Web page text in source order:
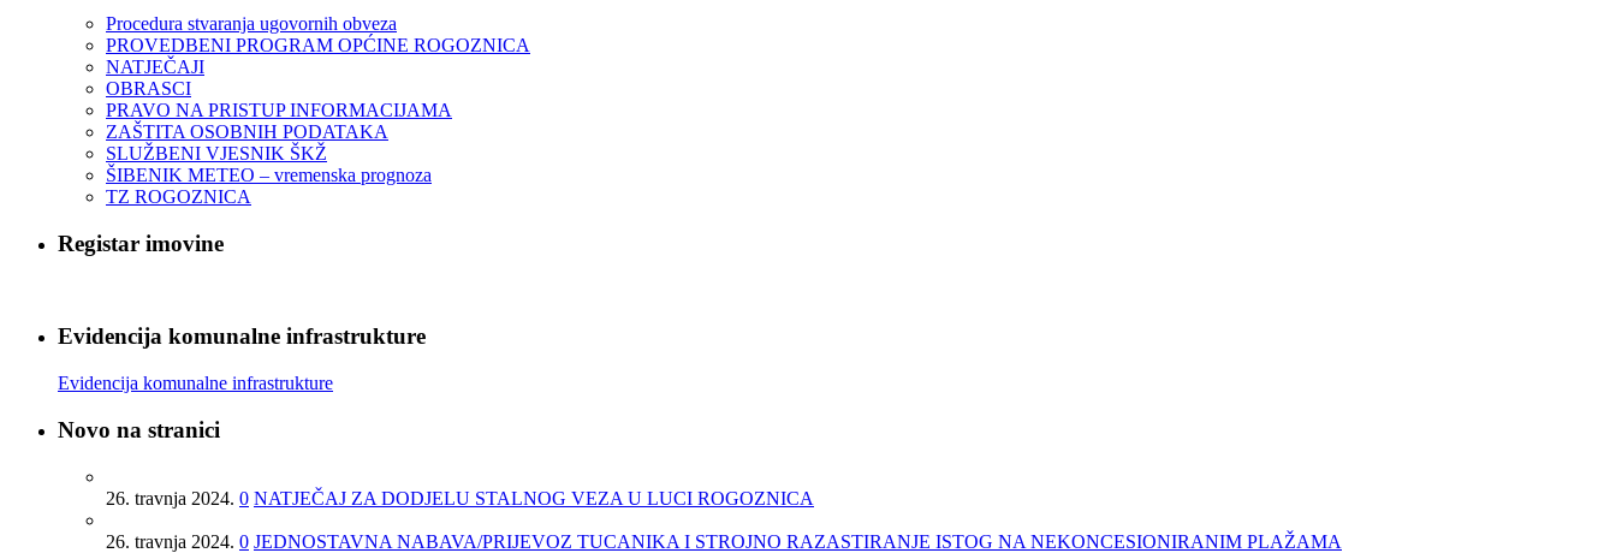
Procedura stvaranja ugovornih obveza
PROVEDBENI PROGRAM OPĆINE ROGOZNICA
NATJEČAJI
OBRASCI
PRAVO NA PRISTUP INFORMACIJAMA
ZAŠTITA OSOBNIH PODATAKA
SLUŽBENI VJESNIK ŠKŽ
ŠIBENIK METEO – vremenska prognoza
TZ ROGOZNICA
Registar imovine
Evidencija komunalne infrastrukture
Evidencija komunalne infrastrukture
Novo na stranici
26. travnja 2024. 0 NATJEČAJ ZA DODJELU STALNOG VEZA U LUCI ROGOZNICA
26. travnja 2024. 0 JEDNOSTAVNA NABAVA/PRIJEVOZ TUCANIKA I STROJNO RAZASTIRANJE ISTOG NA NEKONCESIONIRANIM PLAŽAMA